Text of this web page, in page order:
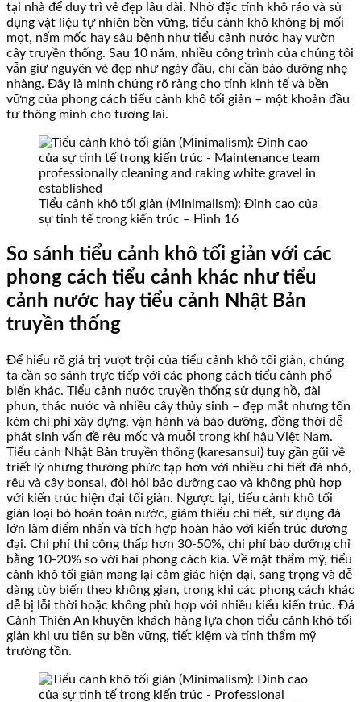
tại nhà để duy trì vẻ đẹp lâu dài. Nhờ đặc tính khô ráo và sử
dụng vật liệu tự nhiên bền vững, tiểu cảnh khô không bị mối
mọt, nấm mốc hay sâu bệnh như tiểu cảnh nước hay vườn
cây truyền thống. Sau 10 năm, nhiều công trình của chúng tôi
vẫn giữ nguyên vẻ đẹp như ngày đầu, chỉ cần bảo dưỡng nhẹ
nhàng. Đây là minh chứng rõ ràng cho tính kinh tế và bền
vững của phong cách tiểu cảnh khô tối giản – một khoản đầu
tư thông minh cho tương lai.
Tiểu cảnh khô tối giản (Minimalism): Đỉnh cao của
sự tinh tế trong kiến trúc – Hình 16
So sánh tiểu cảnh khô tối giản với các
phong cách tiểu cảnh khác như tiểu
cảnh nước hay tiểu cảnh Nhật Bản
truyền thống
Để hiểu rõ giá trị vượt trội của tiểu cảnh khô tối giản, chúng
ta cần so sánh trực tiếp với các phong cách tiểu cảnh phổ
biến khác. Tiểu cảnh nước truyền thống sử dụng hồ, đài
phun, thác nước và nhiều cây thủy sinh – đẹp mắt nhưng tốn
kém chi phí xây dựng, vận hành và bảo dưỡng, đồng thời dễ
phát sinh vấn đề rêu mốc và muỗi trong khí hậu Việt Nam.
Tiểu cảnh Nhật Bản truyền thống (karesansui) tuy gần gũi về
triết lý nhưng thường phức tạp hơn với nhiều chi tiết đá nhỏ,
rêu và cây bonsai, đòi hỏi bảo dưỡng cao và không phù hợp
với kiến trúc hiện đại tối giản. Ngược lại, tiểu cảnh khô tối
giản loại bỏ hoàn toàn nước, giảm thiểu chi tiết, sử dụng đá
lớn làm điểm nhấn và tích hợp hoàn hảo với kiến trúc đương
đại. Chi phí thi công thấp hơn 30-50%, chi phí bảo dưỡng chỉ
bằng 10-20% so với hai phong cách kia. Về mặt thẩm mỹ, tiểu
cảnh khô tối giản mang lại cảm giác hiện đại, sang trọng và dễ
dàng tùy biến theo không gian, trong khi các phong cách khác
dễ bị lỗi thời hoặc không phù hợp với nhiều kiểu kiến trúc. Đá
Cảnh Thiên An khuyên khách hàng lựa chọn tiểu cảnh khô tối
giản khi ưu tiên sự bền vững, tiết kiệm và tính thẩm mỹ
trường tồn.